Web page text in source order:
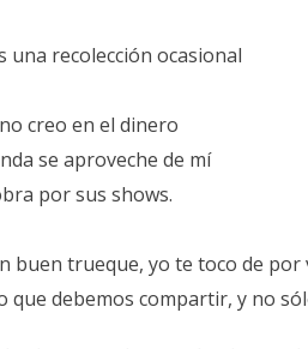
una recolección ocasional
creo en el dinero
se aproveche de mí
por sus shows.
buen trueque, yo te toco de por
que debemos compartir, y no